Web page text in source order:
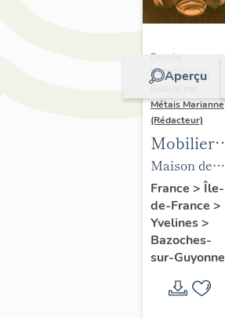
Aperçu
Dossier
IM78002723 |
Métais Marianne
(Rédacteur)
Mobilier
de la
maison
Louis
Carré
Maison de
villégiature
dite maison
Louis Carré
France > Île-
de-France >
Yvelines>
Bazoches-
sur-Guyonne